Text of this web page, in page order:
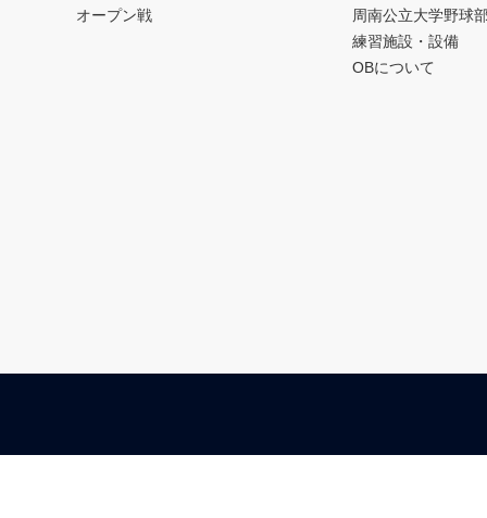
オープン戦
周南公立大学野球
練習施設・設備
OBについて